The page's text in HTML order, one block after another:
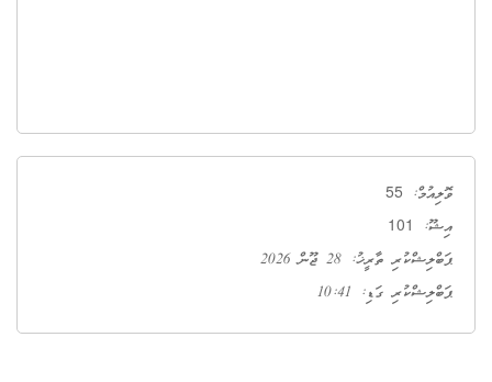
ވޮލިއުމް: 55
އިޝޫ: 101
ޕަބްލިޝްކުރި ތާރީޚު: 28 ޖޫން 2026
ޕަބްލިޝްކުރި ގަޑި: 10:41